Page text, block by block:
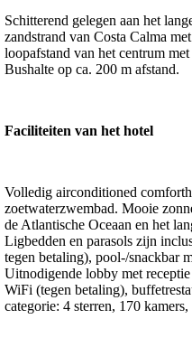
Schitterend gelegen aan het
zandstrand van Costa Calma
loopafstand van het centrum
Bushalte op ca. 200 m afstand.
Faciliteiten van het hotel
Volledig airconditioned
zoetwaterzwembad. Mooie
de Atlantische Oceaan en het
Ligbedden en parasols zijn
tegen betaling), pool-/snackbar
Uitnodigende lobby met
WiFi (tegen betaling),
categorie: 4 sterren, 170